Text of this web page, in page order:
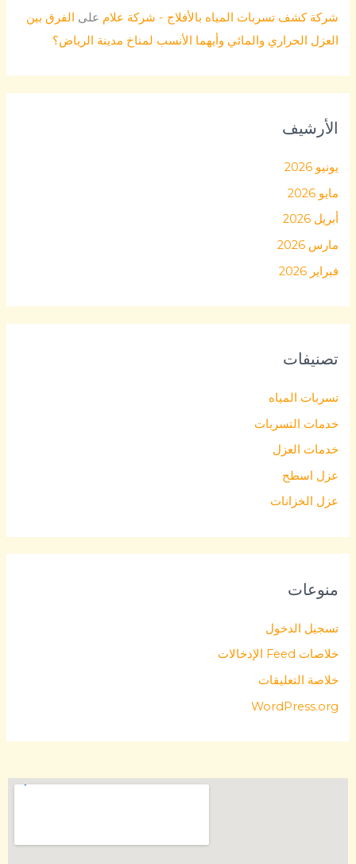
شركة كشف تسربات المياه بالأفلاج - شركة علام على الفرق بين
العزل الحراري والمائي وأيهما الأنسب لمناخ مدينة الرياض؟
الأرشيف
يونيو 2026
مايو 2026
أبريل 2026
مارس 2026
فبراير 2026
تصنيفات
تسربات المياه
خدمات التسربات
خدمات العزل
عزل اسطح
عزل الخزانات
منوعات
تسجيل الدخول
خلاصات Feed الإدخالات
خلاصة التعليقات
WordPress.org